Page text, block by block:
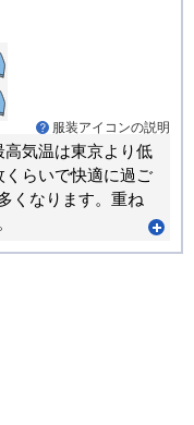
服装アイコンの説明
高気温は東京より低
くらいで快適に過ご
くなります。重ね